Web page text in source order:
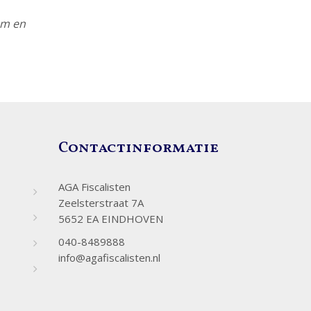
en
Contactinformatie
AGA Fiscalisten
Zeelsterstraat 7A
5652 EA EINDHOVEN
040-8489888
info@agafiscalisten.nl